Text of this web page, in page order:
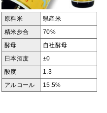
原料米 県産米
精米歩合 70%
酵母 自社酵母
日本酒度 ±0
酸度 1.3
アルコール 15.5%